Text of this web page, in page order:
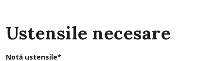
Ustensile necesare
Notă ustensile*